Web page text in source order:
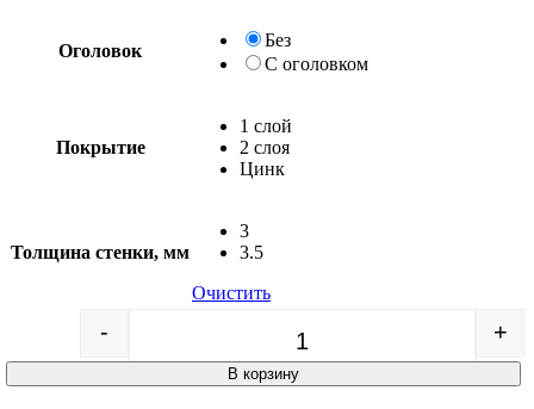
Оголовок
Без
С оголовком
Покрытие
1 слой
2 слоя
Цинк
Толщина стенки, мм
3
3.5
Очистить
Quantity
- +
В корзину